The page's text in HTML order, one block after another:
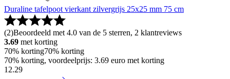
Duraline tafelpoot vierkant zilvergrijs 25x25 mm 75 cm
(2)Beoordeeld met 4.0 van de 5 sterren, 2 klantreviews
3.69 met korting
70% korting70% korting
70% korting, voordeelprijs: 3.69 euro met korting
12.29